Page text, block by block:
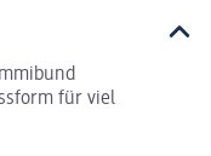
für viel